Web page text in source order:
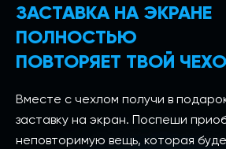
ЗАСТАВКА НА ЭКРАНЕ
ПОЛНОСТЬЮ
ПОВТОРЯЕТ ТВОЙ
Вместе с чехлом получи в
заставку на экран. Поспеши
неповторимую вещь, которая